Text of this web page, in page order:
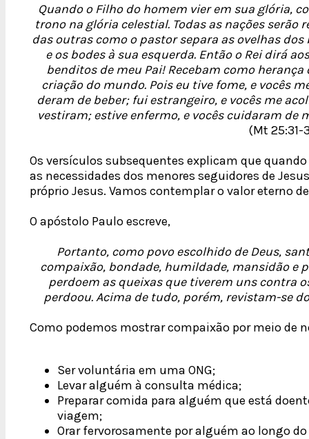
Quando o Filho do homem vier em sua glória,
trono na glória celestial. Todas as nações serão
das outras como o pastor separa as ovelhas
e os bodes à sua esquerda. Então o Rei dirá
benditos de meu Pai! Recebam como
criação do mundo. Pois eu tive fome, e vocês
deram de beber; fui estrangeiro, e vocês me
vestiram; estive enfermo, e vocês cuidaram de
(Mt 25:31-
Os versículos subsequentes explicam que
as necessidades dos menores seguidores de
próprio Jesus. Vamos contemplar o valor eterno
O apóstolo Paulo escreve,
Portanto, como povo escolhido de Deus,
compaixão, bondade, humildade, mansidão e
perdoem as queixas que tiverem uns contra
perdoou. Acima de tudo, porém, revistam-se
Como podemos mostrar compaixão por meio de
Ser voluntária em uma ONG;
Levar alguém à consulta médica;
Preparar comida para alguém que está
viagem;
Orar fervorosamente por alguém ao longo